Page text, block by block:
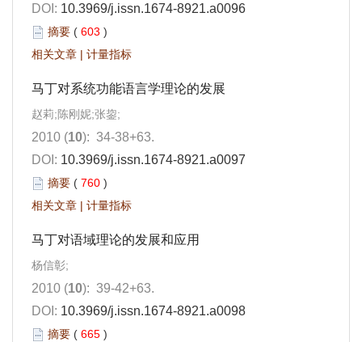
DOI: 10.3969/j.issn.1674-8921.a0096
摘要 ( 603 )
相关文章 | 计量指标
马丁对系统功能语言学理论的发展
赵莉;陈刚妮;张鋆;
2010 (10): 34-38+63.
DOI: 10.3969/j.issn.1674-8921.a0097
摘要 ( 760 )
相关文章 | 计量指标
马丁对语域理论的发展和应用
杨信彰;
2010 (10): 39-42+63.
DOI: 10.3969/j.issn.1674-8921.a0098
摘要 ( 665 )